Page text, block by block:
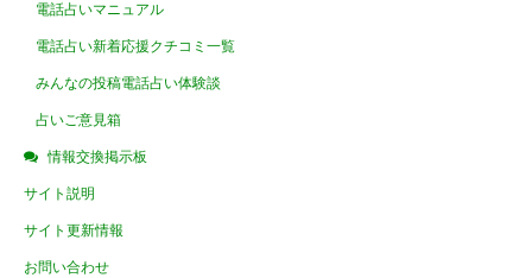
電話占いマニュアル
電話占い新着応援クチコミ一覧
みんなの投稿電話占い体験談
占いご意見箱
情報交換掲示板
サイト説明
サイト更新情報
お問い合わせ